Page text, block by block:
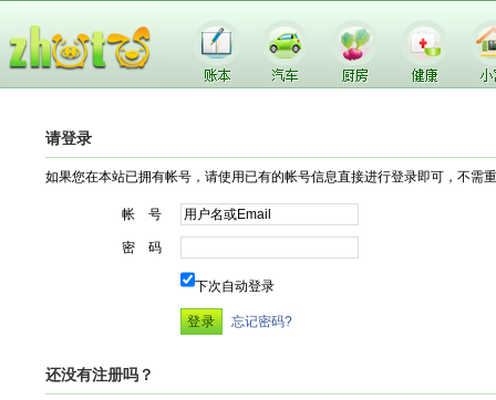
请登录
如果您在本站已拥有帐号，请使用已有的帐号信息直接进行登录即可，不需
帐 号
密 码
下次自动登录
忘记密码?
还没有注册吗？